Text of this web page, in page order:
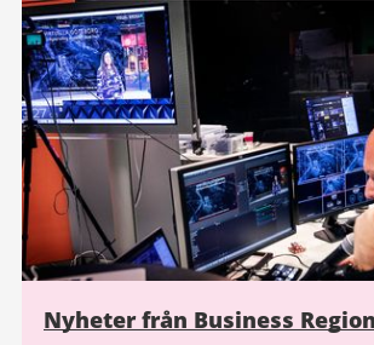
Nyheter från Business